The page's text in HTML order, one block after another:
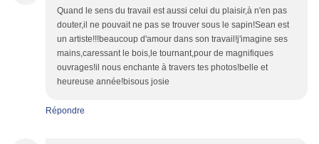
Quand le sens du travail est aussi celui du plaisir,à n'en pas
douter,il ne pouvait ne pas se trouver sous le sapin!Sean est
un artiste!!!beaucoup d'amour dans son travail!j'imagine ses
mains,caressant le bois,le tournant,pour de magnifiques
ouvrages!il nous enchante à travers tes photos!belle et
heureuse année!bisous josie
Répondre